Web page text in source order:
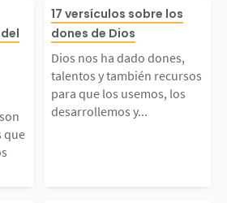
espe
Espíritu
cristian
a la
que
Dios nos ha
es, talentos y
recursos para
mos y
17 versículos sobre los
dones de Dios
Dios nos ha dado dones,
talentos y también recursos
para que los usemos, los
desarrollemos y...